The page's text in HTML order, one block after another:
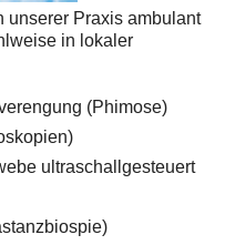
unserer Praxis ambulant
in lokaler
(Phimose)
ultraschallgesteuert